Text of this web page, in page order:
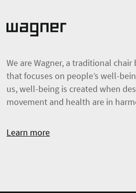
We are Wagner, a traditional chair
that focuses on people’s well-
us, well-being is created when
movement and health are in
Learn more